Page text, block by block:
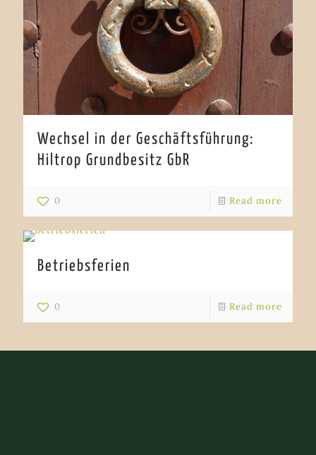
Wechsel in der Geschäftsführung:
Hiltrop Grundbesitz GbR
0 Read more
Betriebsferien
0 Read more